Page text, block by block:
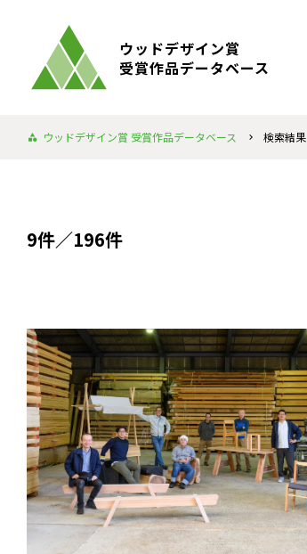
ウッドデザイン賞
受賞作品データベース
ウッドデザイン賞 受賞作品データベース 検索結果
9件／196件